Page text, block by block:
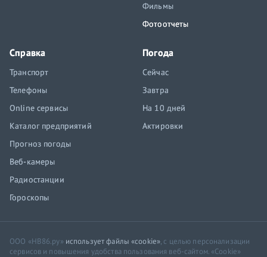
Фильмы
Фотоотчеты
Справка
Транспорт
Телефоны
Online сервисы
Каталог предприятий
Прогноз погоды
Веб-камеры
Радиостанции
Гороскопы
Погода
Сейчас
Завтра
На 10 дней
Актировки
ООО «НВ86.ру» использует файлы «cookie», с целью персонализации
сервисов и повышения удобства пользования веб-сайтом. «Cookie»